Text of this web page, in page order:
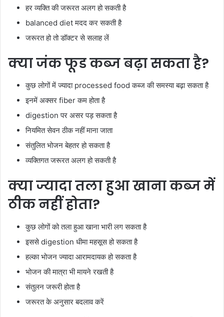
हर व्यक्ति की जरूरत अलग हो सकती है
balanced diet मदद कर सकती है
जरूरत हो तो डॉक्टर से सलाह लें
क्या जंक फूड कब्ज बढ़ा सकता है?
कुछ लोगों में ज्यादा processed food कब्ज की समस्या बढ़ा सकता है
इनमें अक्सर fiber कम होता है
digestion पर असर पड़ सकता है
नियमित सेवन ठीक नहीं माना जाता
संतुलित भोजन बेहतर हो सकता है
व्यक्तिगत जरूरत अलग हो सकती है
क्या ज्यादा तला हुआ खाना कब्ज में
ठीक नहीं होता?
कुछ लोगों को तला हुआ खाना भारी लग सकता है
इससे digestion धीमा महसूस हो सकता है
हल्का भोजन ज्यादा आरामदायक हो सकता है
भोजन की मात्रा भी मायने रखती है
संतुलन जरूरी होता है
जरूरत के अनुसार बदलाव करें